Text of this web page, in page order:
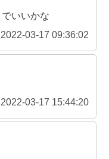
いいかな
2022-03-17 09:36:02
2022-03-17 15:44:20